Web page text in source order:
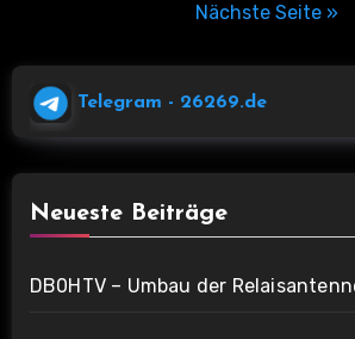
Beiträge
Nächste Seite »
Telegram - 26269.de
Neueste Beiträge
DB0HTV – Umbau der